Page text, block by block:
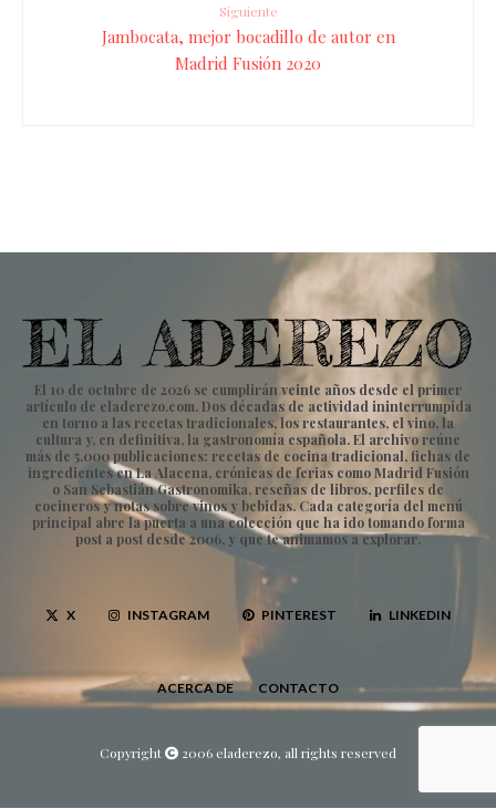
Siguiente
Jambocata, mejor bocadillo de autor en
Madrid Fusión 2020
El 10 de octubre de 2026 se cumplirán veinte años desde el primer
artículo de eladerezo.com. Dos décadas de actividad ininterrumpida
en torno a las recetas tradicionales, los restaurantes, el vino, la
cultura y, en definitiva, la gastronomía española. El archivo reúne
más de 5.000 publicaciones: recetas de cocina tradicional, fichas de
ingredientes en La Alacena, crónicas de ferias como Madrid Fusión
o San Sebastián Gastronomika, reseñas de libros, perfiles de
cocineros y notas sobre vinos y bebidas. Cada categoría del menú
principal abre la puerta a una colección que ha ido tomando forma
post a post desde 2006, y que te animamos a explorar.
X INSTAGRAM PINTEREST LINKEDIN
ACERCA DE CONTACTO
Copyright 2006 eladerezo, all rights reserved